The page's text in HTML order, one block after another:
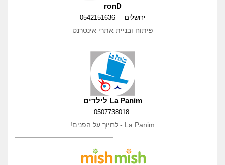
ronD
ירושלים 0542151636
פיתוח ובניית אתרי אינטרנט
La Panim לילדים
0507738018
La Panim - לחיוך על הפנים!